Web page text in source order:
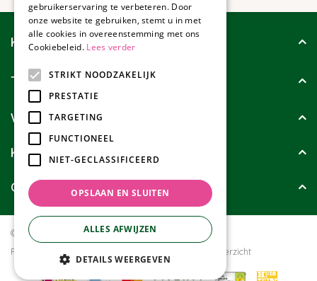
Klantenservice
Tuincollectie
Wie zijn wij?
Klanten geven ons
Contact
© Tuincollectie.nl
Green Solutions
Privacy policy
Tuincentrum Overzicht
gebruikerservaring te verbeteren. Door
onze website te gebruiken, stemt u in met
alle cookies in overeenstemming met ons
Cookiebeleid. Lees verder
STRIKT NOODZAKELIJK
PRESTATIE
TARGETING
FUNCTIONEEL
NIET-GECLASSIFICEERD
OPSLAAN EN SLUITEN
ALLES AFWIJZEN
DETAILS WEERGEVEN